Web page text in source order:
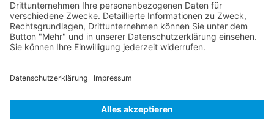
© 2026 Frank Hartung Ihr Mediator bei Konflikten in Familie,